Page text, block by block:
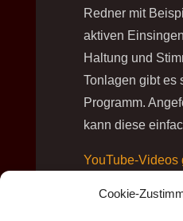
Cookie-
Redner mit
aktiven
Haltung und
Tonlagen gibt es
Programm.
kann diese
YouTube-Videos